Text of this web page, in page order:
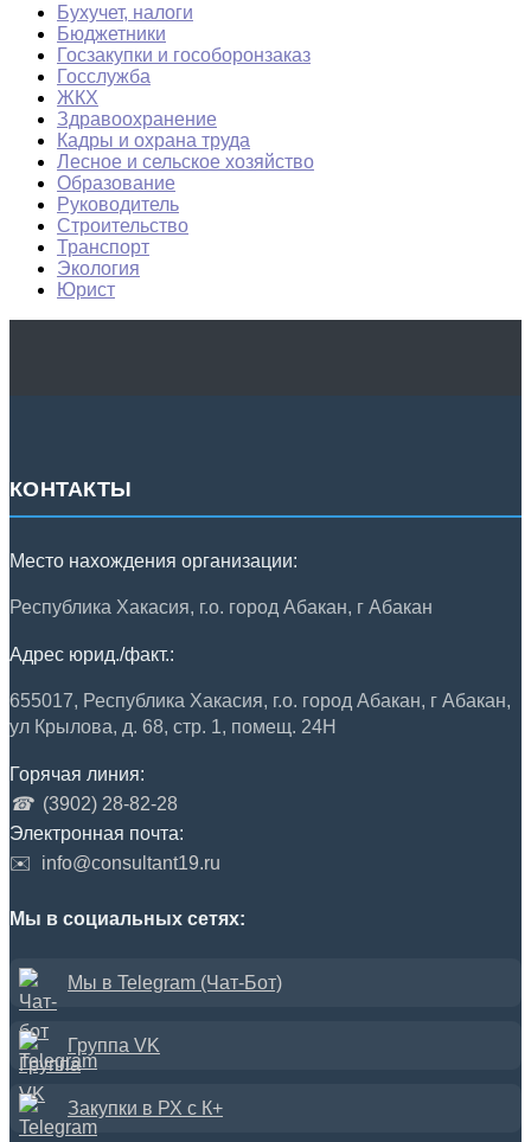
Бухучет, налоги
Бюджетники
Госзакупки и гособоронзаказ
Госслужба
ЖКХ
Здравоохранение
Кадры и охрана труда
Лесное и сельское хозяйство
Образование
Руководитель
Строительство
Транспорт
Экология
Юрист
КОНТАКТЫ
Место нахождения организации:
Республика Хакасия, г.о. город Абакан, г Абакан
Адрес юрид./факт.:
655017, Республика Хакасия, г.о. город Абакан, г Абакан,
ул Крылова, д. 68, стр. 1, помещ. 24Н
Горячая линия:
☎ (3902) 28-82-28
Электронная почта:
✉️
info@consultant19.ru
Мы в социальных сетях:
Мы в Telegram (Чат-Бот)
Группа VK
Закупки в РХ с К+